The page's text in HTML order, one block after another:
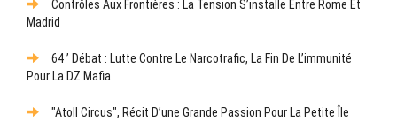
Contrôles Aux Frontières : La Tension S’installe Entre Rome Et
Madrid
64 ’ Débat : Lutte Contre Le Narcotrafic, La Fin De L’immunité
Pour La DZ Mafia
"Atoll Circus", Récit D’une Grande Passion Pour La Petite Île